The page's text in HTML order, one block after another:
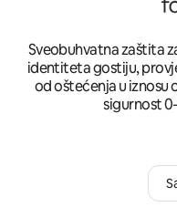
Sveobuhvatna zaštita
identiteta gostiju,
od oštećenja u iznosu
sigurnost